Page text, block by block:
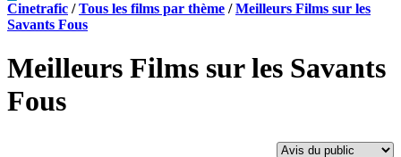
Cinetrafic /Tous les films par thème /Meilleurs Films sur les
Savants Fous
Meilleurs Films sur les Savants
Fous